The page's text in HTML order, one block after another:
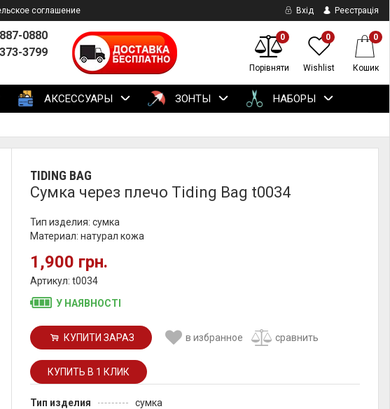
соглашение Вхід Реєстрація
0880
3799
0
Порівняти
0
Wishlist
0
Кошик
АКСЕССУАРЫ ЗОНТЫ НАБОРЫ
TIDING BAG
Сумка через плечо Tiding Bag t0034
Тип изделия: сумка
Материал: натурал кожа
1,900 грн.
Артикул: t0034
У НАЯВНОСТІ
КУПИТИ ЗАРАЗ в избранное сравнить
Тип изделия
сумка